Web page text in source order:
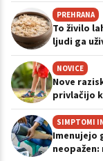
PREHRANA
To živilo
ljudi ga
NOVICE
Nove
privlačijo
SIMPTOMI
Imenujejo